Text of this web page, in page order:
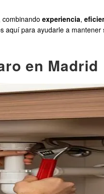
combinando experiencia,
aquí para ayudarle a mantener
en Madrid